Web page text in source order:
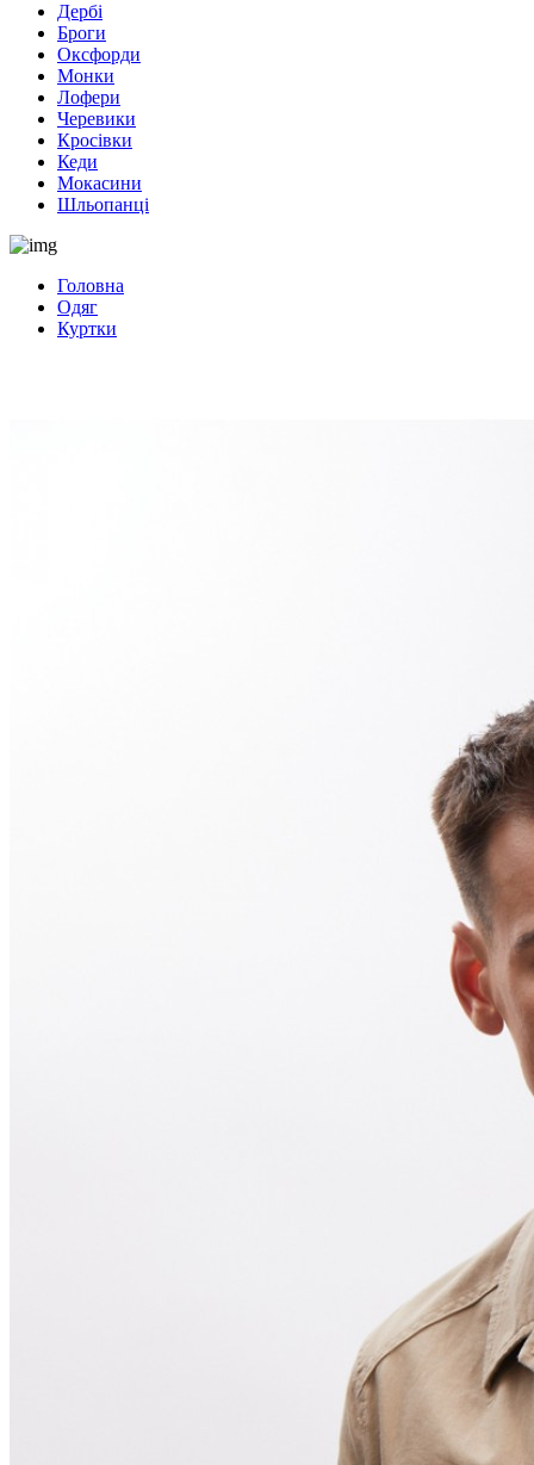
Дербі
Броги
Оксфорди
Монки
Лофери
Черевики
Кросівки
Кеди
Мокасини
Шльопанці
Головна
Одяг
Куртки